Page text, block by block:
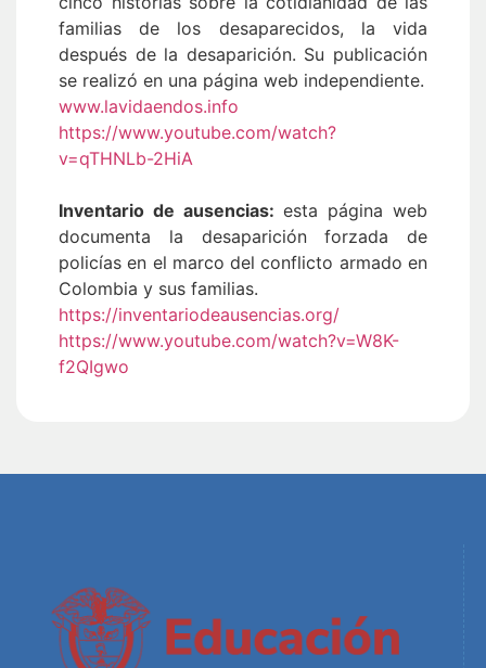
familias de los desaparecidos, la vida
después de la desaparición. Su publicación
se realizó en una página web independiente.
www.lavidaendos.info
https://www.youtube.com/watch?
v=qTHNLb-2HiA
Inventario de ausencias: esta página web
documenta la desaparición forzada de
policías en el marco del conflicto armado en
Colombia y sus familias.
https://inventariodeausencias.org/
https://www.youtube.com/watch?v=W8K-
f2QIgwo